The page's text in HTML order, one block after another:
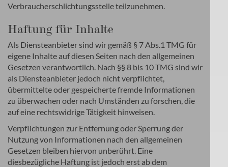
Verbraucherschlichtungsstelle teilzunehmen.
Haftung für Inhalte
Als Diensteanbieter sind wir gemäß § 7 Abs.1 TMG für
eigene Inhalte auf diesen Seiten nach den allgemeinen
Gesetzen verantwortlich. Nach §§ 8 bis 10 TMG sind wir
als Diensteanbieter jedoch nicht verpflichtet,
übermittelte oder gespeicherte fremde Informationen
zu überwachen oder nach Umständen zu forschen, die
auf eine rechtswidrige Tätigkeit hinweisen.
Verpflichtungen zur Entfernung oder Sperrung der
Nutzung von Informationen nach den allgemeinen
Gesetzen bleiben hiervon unberührt. Eine
diesbezügliche Haftung ist jedoch erst ab dem